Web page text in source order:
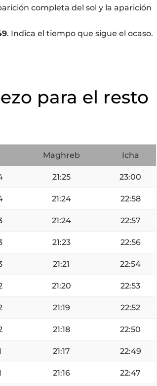
completa del sol y la aparición
. Indica el tiempo que sigue el ocaso.
para el resto
Maghreb Icha
21:25 23:00
21:24 22:58
21:24 22:57
21:23 22:56
21:21 22:54
21:20 22:53
21:19 22:52
21:18 22:50
21:17 22:49
21:16 22:47